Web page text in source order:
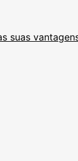
suas